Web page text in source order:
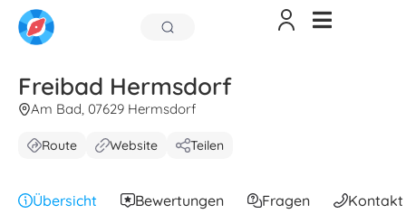
Freibad Hermsdorf
Am Bad, 07629 Hermsdorf
Route Website Teilen
Übersicht Bewertungen Fragen Kontakt